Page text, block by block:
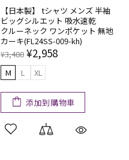
【日本製】 tシャツ メンズ 半袖
ビッグシルエット 吸水速乾
クルーネック ワンポケット 無地
カーキ(FL24SS-009-kh)
¥3,480 ¥2,958
M L XL
添加到購物車